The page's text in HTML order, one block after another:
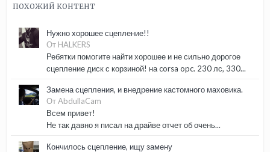
ПОХОЖИЙ КОНТЕНТ
Нужно хорошее сцепление!!
От HALKERS
Ребятки помогите найти хорошее и не сильно дорогое
сцепление диск с корзиной! на corsa opc. 230 лс, 330...
Замена сцепления, и внедрение кастомного маховика.
От AbdullaCam
Всем привет!
Не так давно я писал на драйве отчет об очень...
Кончилось сцепление, ищу замену